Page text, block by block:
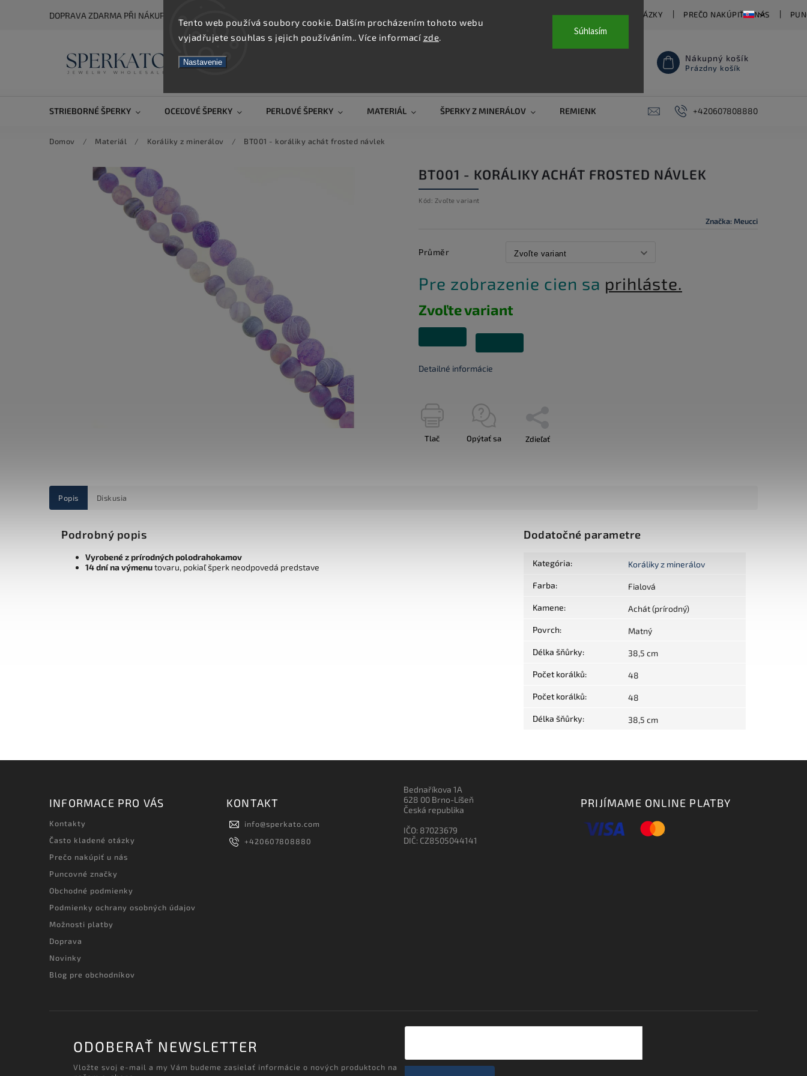
Tento web používá soubory cookie. Dalším procházením tohoto webu
vyjadřujete souhlas s jejich používáním.. Více informací zde.
Nastavenie
Súhlasím
DOPRAVA ZDARMA PŘI NÁKUPU NAD 5 000 KČ ČASTO KLADENÉ OTÁZKY PREČO NAKÚPIŤ U NÁS
Nákupný košík
Prázdny košík
STRIEBORNÉ ŠPERKY OCEĽOVÉ ŠPERKY PERLOVÉ ŠPERKY MATERIÁL ŠPERKY Z MINERÁLOV REMIENKY NA HODINKY AKCE PIERCING
+420607808880
Domov / Materiál / Koráliky z minerálov / BT001 - koráliky achát frosted návlek
BT001 - KORÁLIKY ACHÁT FROSTED NÁVLEK
Kód: Zvoľte variant
Značka: Meucci
Průměr
Pre zobrazenie cien sa prihláste.
Zvoľte variant
Detailné informácie
Tlač Opýtať sa Zdieľať
Popis Diskusia
Podrobný popis
Vyrobené z prírodných polodrahokamov
14 dní na výmenutovaru, pokiaľ šperk neodpovedá predstave
Dodatočné parametre
Kategória: Koráliky z minerálov
Farba: Fialová
Kamene: Achát (prírodný)
Povrch: Matný
Délka šňůrky: 38,5 cm
Počet korálků: 48
Počet korálků: 48
Délka šňůrky: 38,5 cm
INFORMACE PRO VÁS
Kontakty
Často kladené otázky
Prečo nakúpiť u nás
Puncovné značky
Obchodné podmienky
Podmienky ochrany osobných údajov
Možnosti platby
Doprava
Novinky
Blog pre obchodníkov
KONTAKT
info@sperkato.com
+420607808880
Bednaříkova 1A
628 00 Brno-Líšeň
Česká republika
IČO: 87023679
DIČ: CZ8505044141
PRIJÍMAME ONLINE PLATBY
ODOBERAŤ NEWSLETTER
Vložte svoj e-mail a my Vám budeme zasielať informácie o nových produktoch na